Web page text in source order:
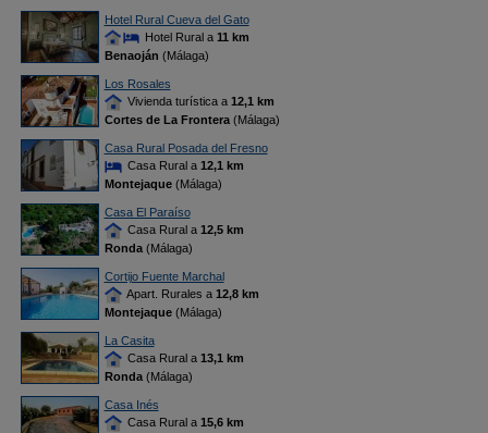
Hotel Rural Cueva del Gato
Hotel Rural a 11 km
Benaoján (Málaga)
Los Rosales
Vivienda turística a 12,1 km
Cortes de La Frontera(Málaga)
Casa Rural Posada del Fresno
Casa Rural a 12,1 km
Montejaque(Málaga)
Casa El Paraíso
Casa Rural a 12,5 km
Ronda(Málaga)
Cortijo Fuente Marchal
Apart. Rurales a 12,8 km
Montejaque(Málaga)
La Casita
Casa Rural a 13,1 km
Ronda(Málaga)
Casa Inés
Casa Rural a 15,6 km